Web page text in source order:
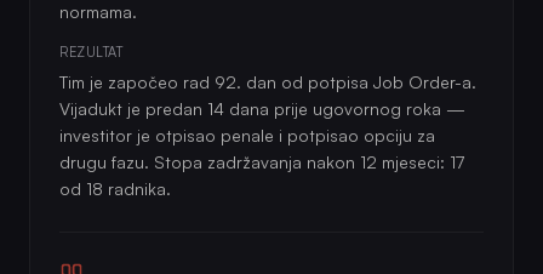
normama.
REZULTAT
Tim je započeo rad 92. dan od potpisa Job Order-a.
Vijadukt je predan 14 dana prije ugovornog roka —
investitor je otpisao penale i potpisao opciju za
drugu fazu. Stopa zadržavanja nakon 12 mjeseci: 17
od 18 radnika.